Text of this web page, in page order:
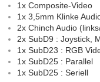
1x Composite-Video
1x 3,5mm Klinke
2x Chinch Audio
2x SubD9 : Joystick,
1x SubD23 : RGB
1x SubD25 : Parallel
1x SubD25 : Seriell